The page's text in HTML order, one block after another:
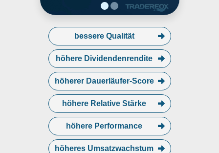
bessere Qualität
höhere Dividendenrendite
höherer Dauerläufer-Score
höhere Relative Stärke
höhere Performance
höheres Umsatzwachstum